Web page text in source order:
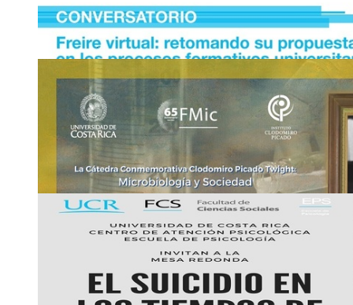
NOV
Charla: Evolution of meiosis in plants
plantas)
Plataforma Zoom: ID: 868 5568 6645 Passcode: 445900
Miércoles 3 de noviembre, de 9:00 a 10:00 a. m.
andresvayw.gatica @ucrbmfb .ac.cr
formativos …